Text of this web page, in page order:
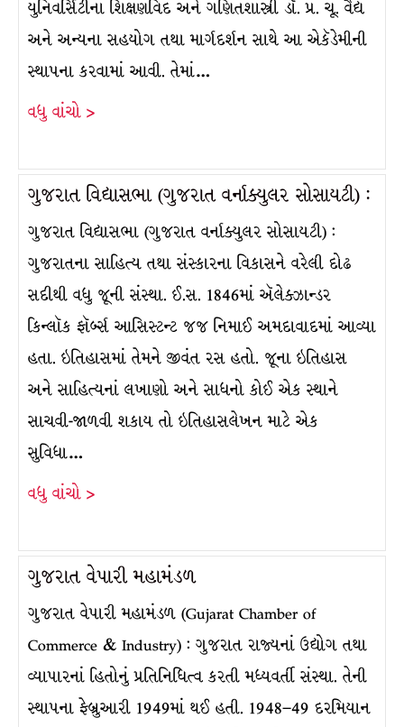
યુનિવર્સિટીના શિક્ષણવિદ અને ગણિતશાસ્ત્રી ડૉ. પ્ર. ચૂ. વૈદ્ય
અને અન્યના સહયોગ તથા માર્ગદર્શન સાથે આ એકૅડેમીની
સ્થાપના કરવામાં આવી. તેમાં…
વધુ વાંચો >
ગુજરાત વિદ્યાસભા (ગુજરાત વર્નાક્યુલર સોસાયટી) :
ગુજરાત વિદ્યાસભા (ગુજરાત વર્નાક્યુલર સોસાયટી) :
ગુજરાતના સાહિત્ય તથા સંસ્કારના વિકાસને વરેલી દોઢ
સદીથી વધુ જૂની સંસ્થા. ઈ.સ. 1846માં ઍલેક્ઝાન્ડર
કિન્લૉક ફૉર્બ્સ આસિસ્ટન્ટ જજ નિમાઈ અમદાવાદમાં આવ્યા
હતા. ઇતિહાસમાં તેમને જીવંત રસ હતો. જૂના ઇતિહાસ
અને સાહિત્યનાં લખાણો અને સાધનો કોઈ એક સ્થાને
સાચવી-જાળવી શકાય તો ઇતિહાસલેખન માટે એક
સુવિધા…
વધુ વાંચો >
ગુજરાત વેપારી મહામંડળ
ગુજરાત વેપારી મહામંડળ (Gujarat Chamber of
Commerce & Industry) : ગુજરાત રાજ્યનાં ઉદ્યોગ તથા
વ્યાપારનાં હિતોનું પ્રતિનિધિત્વ કરતી મધ્યવર્તી સંસ્થા. તેની
સ્થાપના ફેબ્રુઆરી 1949માં થઈ હતી. 1948–49 દરમિયાન